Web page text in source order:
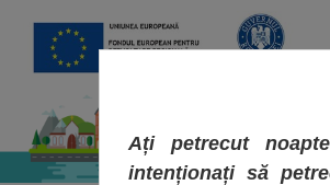
Ați petrecut
intenționați să